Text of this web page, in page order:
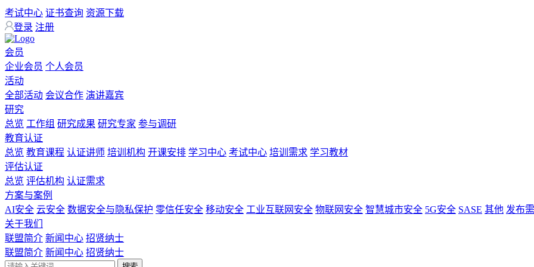
考试中心 证书查询 资源下载
登录 注册
会员
企业会员 个人会员
活动
全部活动 会议合作 演讲嘉宾
研究
总览 工作组 研究成果 研究专家 参与调研
教育认证
总览 教育课程 认证讲师 培训机构 开课安排 学习中心 考试中心 培训需求 学习教材
评估认证
总览 评估机构 认证需求
方案与案例
AI安全 云安全 数据安全与隐私保护 零信任安全 移动安全 工业互联网安全 物联网安全 智慧城市安全 5G安全 SASE 其他 发布
关于我们
联盟简介 新闻中心 招贤纳士
联盟简介 新闻中心 招贤纳士